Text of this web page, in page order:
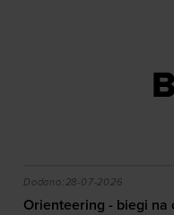
efekty daje trening?
Orienteering - biegi
Dodano:28-07-2026
Orienteering - biegi na